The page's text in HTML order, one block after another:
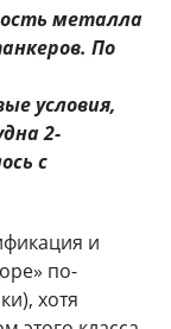
металла
По
условия,
2-
с
и
по-
хотя